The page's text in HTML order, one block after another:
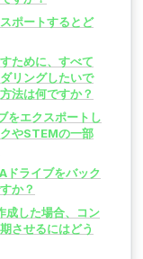
ポートするとど
ために、すべて
リングしたいで
法は何ですか？
エクスポートし
やSTEMの一部
ドライブをバック
か？
した場合、コン
させるにはどう